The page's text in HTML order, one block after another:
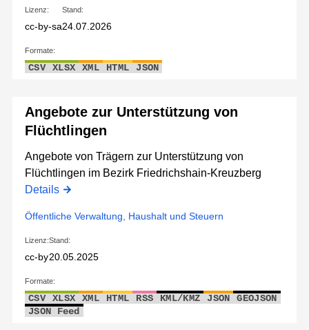
Lizenz:
cc-by-sa
Stand:
24.07.2026
Formate:
CSV XLSX XML HTML JSON
Angebote zur Unterstützung von
Flüchtlingen
Angebote von Trägern zur Unterstützung von
Flüchtlingen im Bezirk Friedrichshain-Kreuzberg
Details
Öffentliche Verwaltung, Haushalt und Steuern
Lizenz:
cc-by
Stand:
20.05.2025
Formate:
CSV XLSX XML HTML RSS KML/KMZ JSON
GEOJSON
JSON Feed